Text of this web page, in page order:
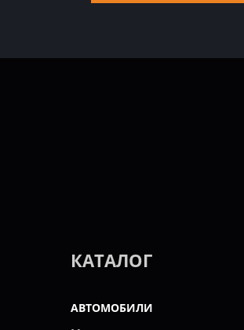
КАТАЛОГ
АВТОМОБИЛИ